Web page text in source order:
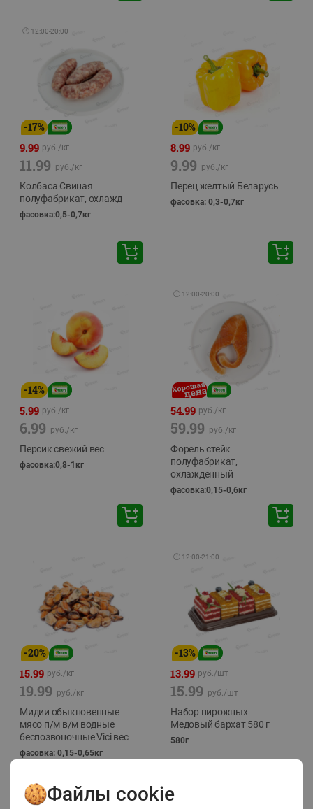
🕘 12:00-20:00
-17%
9.99 руб./кг
11.99 руб./кг
Колбаса Свиная
полуфабрикат, охлажд
фасовка:0,5-0,7кг
-10%
8.99 руб./кг
9.99 руб./кг
Перец желтый Беларусь
фасовка: 0,3-0,7кг
-14%
5.99 руб./кг
6.99 руб./кг
Персик свежий вес
фасовка:0,8-1кг
🕘 12:00-20:00
54.99 руб./кг
59.99 руб./кг
Форель стейк
полуфабрикат,
охлажденный
фасовка:0,15-0,6кг
-20%
15.99 руб./кг
19.99 руб./кг
Мидии обыкновенные
мясо п/м в/м водные
беспозвоночные Vici вес
фасовка: 0,15-0,65кг
🕘 12:00-21:00
-13%
13.99 руб./шт
15.99 руб./шт
Набор пирожных
Медовый бархат 580 г
580г
Файлы cookie